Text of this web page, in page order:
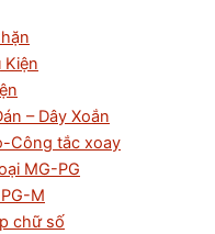
Kiện
– Dây Xoắn
Công tắc xoay
MG-PG
M
chữ số